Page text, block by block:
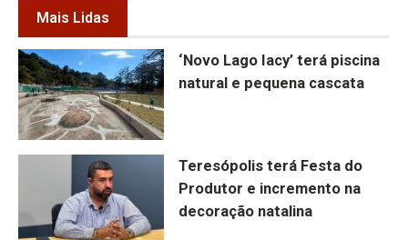
Mais Lidas
‘Novo Lago Iacy’ terá piscina
natural e pequena cascata
Teresópolis terá Festa do
Produtor e incremento na
decoração natalina